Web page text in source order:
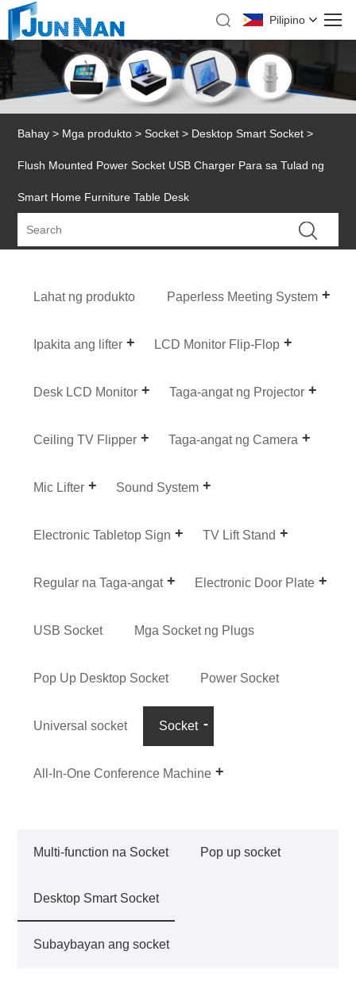
Pilipino
Bahay > Mga produkto >Socket > Desktop Smart Socket >
Flush Mounted Power Socket USB Charger Para sa Tulad ng
Smart Home Furniture Table Desk
Lahat ng produkto Paperless Meeting System
Ipakita ang lifter LCD Monitor Flip-Flop
Desk LCD Monitor Taga-angat ng Projector
Ceiling TV Flipper Taga-angat ng Camera
Mic Lifter Sound System
Electronic Tabletop Sign TV Lift Stand
Regular na Taga-angat Electronic Door Plate
USB Socket Mga Socket ng Plugs
Pop Up Desktop Socket Power Socket
Universal socket Socket
All-In-One Conference Machine
Multi-function na Socket Pop up socket
Desktop Smart Socket
Subaybayan ang socket